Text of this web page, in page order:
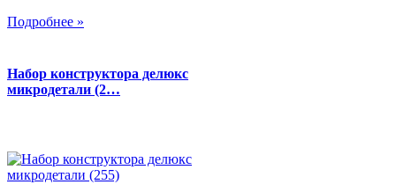
Подробнее »
Набор конструктора делюкс
микродетали (2…